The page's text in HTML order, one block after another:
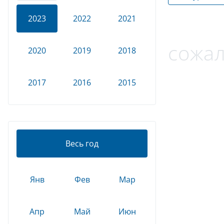
2023 2022 2021
2020 2019 2018
2017 2016 2015
Весь год
Янв Фев Мар
Апр Май Июн